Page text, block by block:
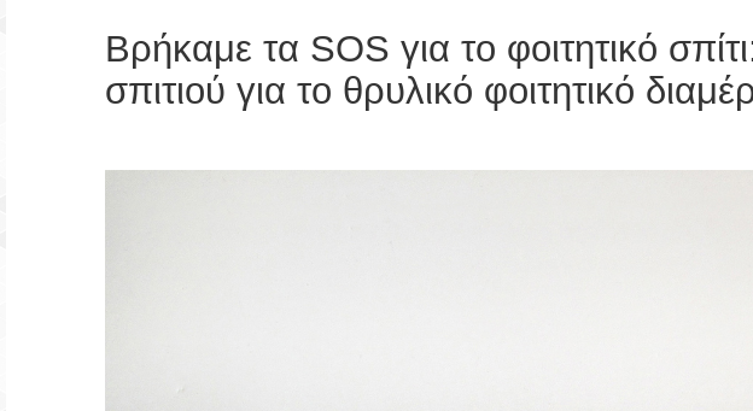
Βρήκαμε τα SOS για το φοιτητικό
σπιτιού για το θρυλικό φοιτητικό